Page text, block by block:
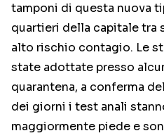
tamponi di questa nuova
quartieri della capitale
alto rischio contagio. Le
state adottate presso
quarantena, a conferma
dei giorni i test anali
maggiormente piede e